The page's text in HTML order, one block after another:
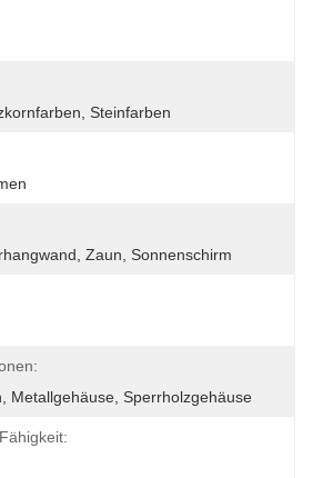
Steinfarben
Zaun, Sonnenschirm
Metallgehäuse, Sperrholzgehäuse